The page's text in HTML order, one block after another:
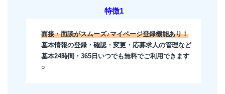
特徴1
面接・面談がスムーズ♪マイページ登録機能あり！
基本情報の登録・確認・変更・応募求人の管理など
基本24時間・365日いつでも無料でご利用できます
○